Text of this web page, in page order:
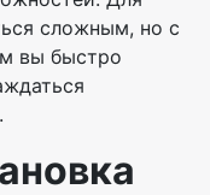
сложным, но с
вы быстро